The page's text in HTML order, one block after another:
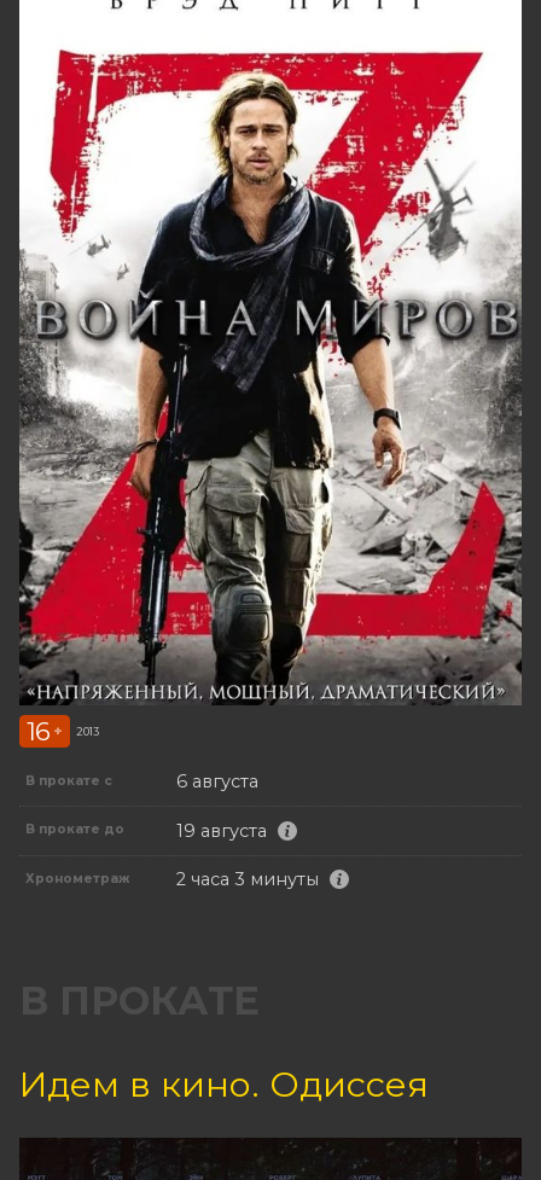
16 + 2013
В прокате с 6 августа
В прокате до 19 августа
Хронометраж 2 часа 3 минуты
В ПРОКАТЕ
Идем в кино. Одиссея